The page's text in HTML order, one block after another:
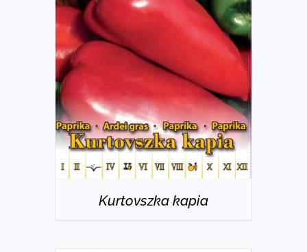
Kurtovszka kapia